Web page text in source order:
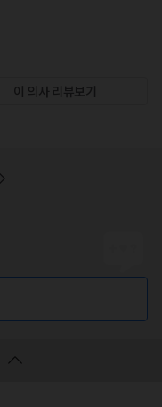
이 의사 리뷰보기